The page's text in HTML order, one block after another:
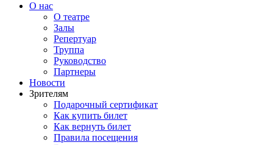
О нас
О театре
Залы
Репертуар
Труппа
Руководство
Партнеры
Новости
Зрителям
Подарочный сертификат
Как купить билет
Как вернуть билет
Правила посещения